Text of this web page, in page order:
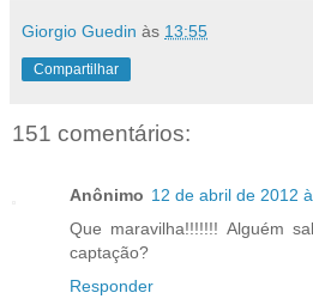
Giorgio Guedin às 13:55
Compartilhar
151 comentários:
Anônimo 12 de abril de 2012
Que maravilha!!!!!!! Alguém
captação?
Responder